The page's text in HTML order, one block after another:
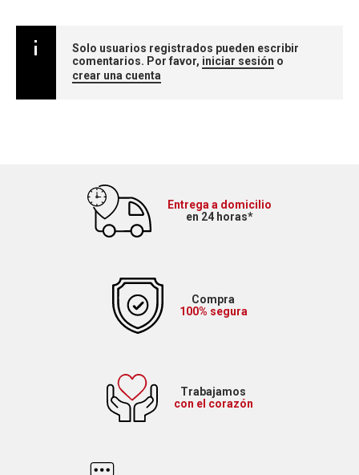
Solo usuarios registrados pueden escribir
comentarios. Por favor, iniciar sesión o
crear una cuenta
Entrega a domicilio
en 24 horas*
Compra
100% segura
Trabajamos
con el corazón